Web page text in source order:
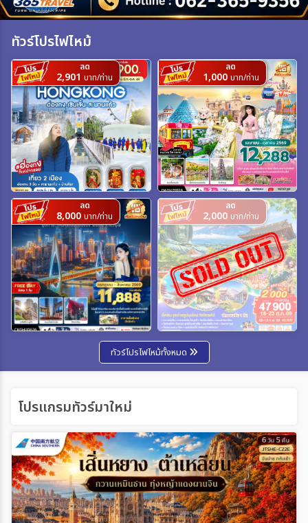
ระหว่าง
ค้นหา
ทัวร์โปรไฟไหม้
ลด
2,901 บาท/ท่าน
ลด
1,000 บาท/ท่าน
ลด
8,000 บาท/ท่าน
ลด
2,000 บาท/ท่าน
ทัวร์โปรไฟไหม้ทั้งหมด
โปรแกรมทัวร์มาใหม่